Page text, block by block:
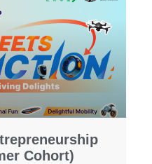
Cohort)